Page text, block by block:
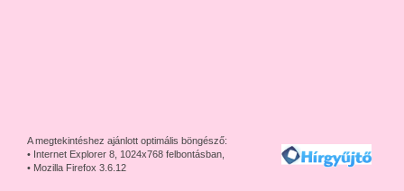
A megtekintéshez ajánlott optimális böngésző:
• Internet Explorer 8, 1024x768 felbontásban,
• Mozilla Firefox 3.6.12